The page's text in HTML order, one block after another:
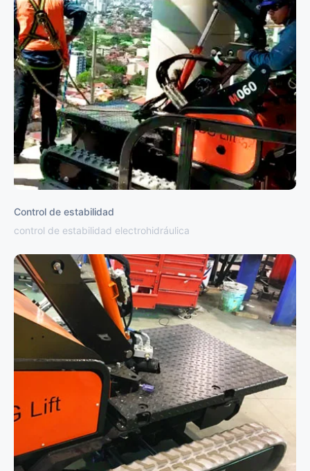
Control de estabilidad
control de estabilidad electrohidráulica